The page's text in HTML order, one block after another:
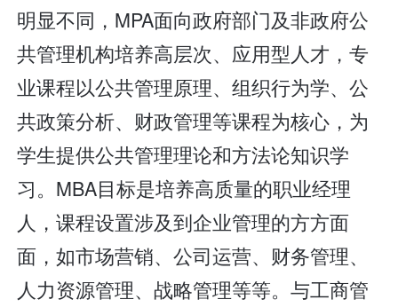
明显不同，MPA面向政府部门及非政府公
共管理机构培养高层次、应用型人才，专
业课程以公共管理原理、组织行为学、公
共政策分析、财政管理等课程为核心，为
学生提供公共管理理论和方法论知识学
习。MBA目标是培养高质量的职业经理
人，课程设置涉及到企业管理的方方面
面，如市场营销、公司运营、财务管理、
人力资源管理、战略管理等等。与工商管